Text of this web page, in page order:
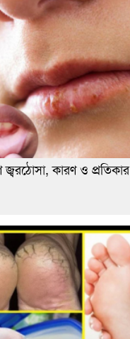
কারণ ও প্রতিকার